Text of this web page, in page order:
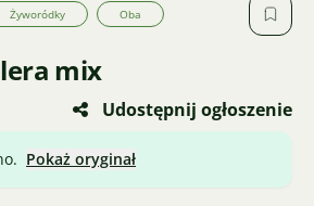
Żyworódky Oba
mix
Udostępnij ogłoszenie
Pokaż oryginał